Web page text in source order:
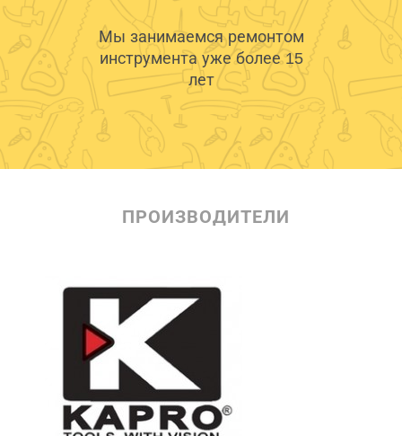
Мы занимаемся ремонтом
инструмента уже более 15
лет
ПРОИЗВОДИТЕЛИ